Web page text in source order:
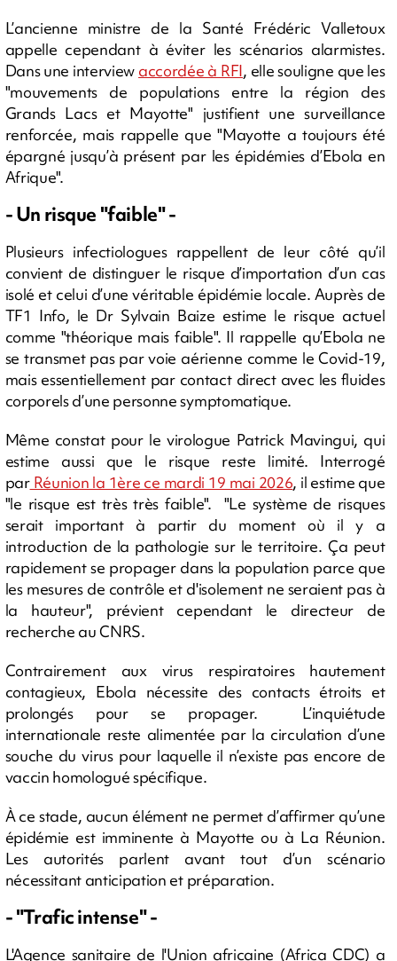
L’ancienne ministre de la Santé Frédéric Valletoux
appelle cependant à éviter les scénarios alarmistes.
Dans une interview accordée à RFI, elle souligne que les
"mouvements de populations entre la région des
Grands Lacs et Mayotte" justifient une surveillance
renforcée, mais rappelle que "Mayotte a toujours été
épargné jusqu’à présent par les épidémies d’Ebola en
Afrique".
- Un risque "faible" -
Plusieurs infectiologues rappellent de leur côté qu’il
convient de distinguer le risque d’importation d’un cas
isolé et celui d’une véritable épidémie locale. Auprès de
TF1 Info, le Dr Sylvain Baize estime le risque actuel
comme "théorique mais faible". Il rappelle qu’Ebola ne
se transmet pas par voie aérienne comme le Covid-19,
mais essentiellement par contact direct avec les fluides
corporels d’une personne symptomatique.
Même constat pour le virologue Patrick Mavingui, qui
estime aussi que le risque reste limité. Interrogé
parRéunion la 1ère ce mardi 19 mai 2026, il estime que
"le risque est très très faible". "Le système de risques
serait important à partir du moment où il y a
introduction de la pathologie sur le territoire. Ça peut
rapidement se propager dans la population parce que
les mesures de contrôle et d'isolement ne seraient pas à
la hauteur", prévient cependant le directeur de
recherche au CNRS.
Contrairement aux virus respiratoires hautement
contagieux, Ebola nécessite des contacts étroits et
prolongés pour se propager. L’inquiétude
internationale reste alimentée par la circulation d’une
souche du virus pour laquelle il n’existe pas encore de
vaccin homologué spécifique.
À ce stade, aucun élément ne permet d’affirmer qu’une
épidémie est imminente à Mayotte ou à La Réunion.
Les autorités parlent avant tout d’un scénario
nécessitant anticipation et préparation.
- "Trafic intense" -
L'Agence sanitaire de l'Union africaine (Africa CDC) a